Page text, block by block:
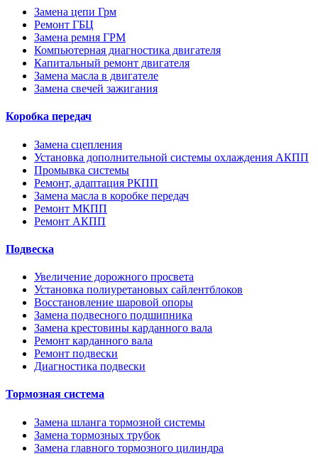
Замена цепи Грм
Ремонт ГБЦ
Замена ремня ГРМ
Компьютерная диагностика двигателя
Капитальный ремонт двигателя
Замена масла в двигателе
Замена свечей зажигания
Коробка передач
Замена сцепления
Установка дополнительной системы охлаждения АКПП
Промывка системы
Ремонт, адаптация РКПП
Замена масла в коробке передач
Ремонт МКПП
Ремонт АКПП
Подвеска
Увеличение дорожного просвета
Установка полиуретановых сайлентблоков
Восстановление шаровой опоры
Замена подвесного подшипника
Замена крестовины карданного вала
Ремонт карданного вала
Ремонт подвески
Диагностика подвески
Тормозная система
Замена шланга тормозной системы
Замена тормозных трубок
Замена главного тормозного цилиндра